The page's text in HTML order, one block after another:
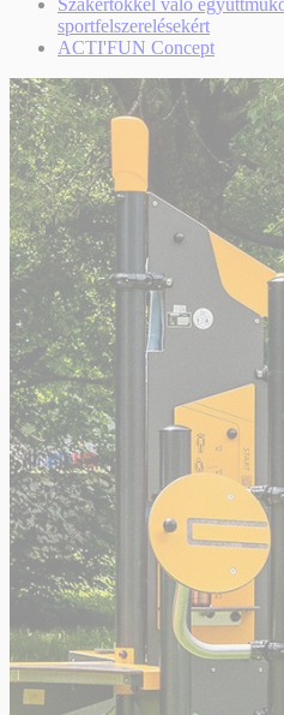
Szakértőkkel való
sportfelszerelésekért
ACTI'FUN Concept